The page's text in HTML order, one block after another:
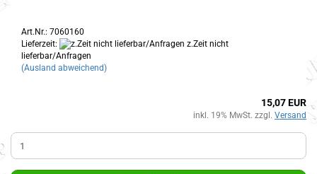
Art.Nr.: 7060160
Lieferzeit:
z.Zeit nicht
lieferbar/Anfragen
(Ausland abweichend)
15,07 EUR
inkl. 19% MwSt. zzgl. Versand